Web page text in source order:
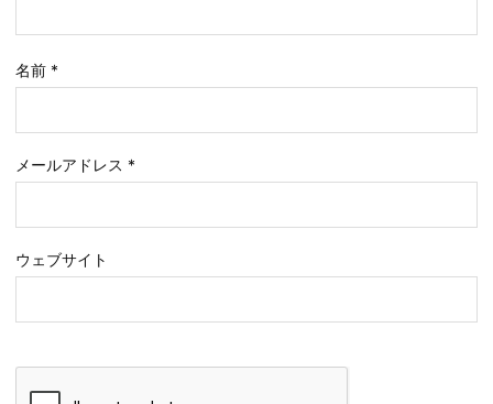
名前 *
メールアドレス *
ウェブサイト